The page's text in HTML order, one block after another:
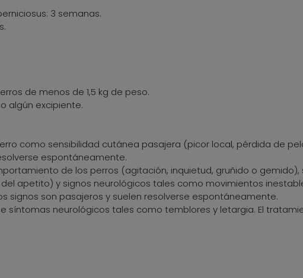
3 semanas.
de menos de 1,5 kg de peso.
algún excipiente.
como sensibilidad cutánea pasajera (picor local, pérdida de
espontáneamente.
de los perros (agitación, inquietud, gruñido o
apetito) y signos neurológicos tales como movimientos
signos son pasajeros y suelen resolverse espontáneamente.
síntomas neurológicos tales como temblores y letargia. El